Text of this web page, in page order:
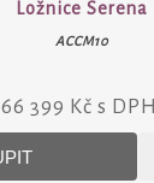
Ložnice Serena
ACCM10
66 399 Kč s DPH